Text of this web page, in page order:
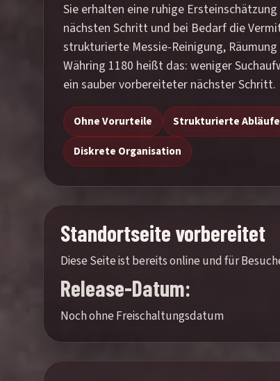
Sie erhalten eine ruhige
nächsten Schritt und bei Bedarf die
strukturierte Messie-Reinigung,
Währing 1180 heißt das: weniger
ein sauber vorbereiteter nächster Schritt.
Ohne Vorurteile Strukturierte Abläufe
Diskrete Organisation
Standortseite vorbereitet
Diese Seite ist bereits online und für
Release-Datum:
Noch ohne Freischaltungsdatum